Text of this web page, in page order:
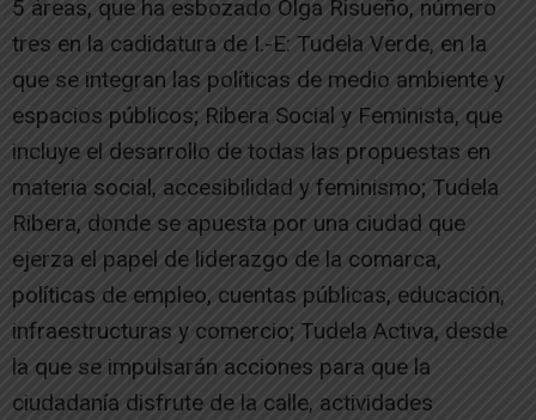
5 áreas, que ha esbozado Olga Risueño, número
tres en la cadidatura de I.-E: Tudela Verde, en la
que se integran las políticas de medio ambiente y
espacios públicos; Ribera Social y Feminista, que
incluye el desarrollo de todas las propuestas en
materia social, accesibilidad y feminismo; Tudela
Ribera, donde se apuesta por una ciudad que
ejerza el papel de liderazgo de la comarca,
políticas de empleo, cuentas públicas, educación,
infraestructuras y comercio; Tudela Activa, desde
la que se impulsarán acciones para que la
ciudadanía disfrute de la calle, actividades